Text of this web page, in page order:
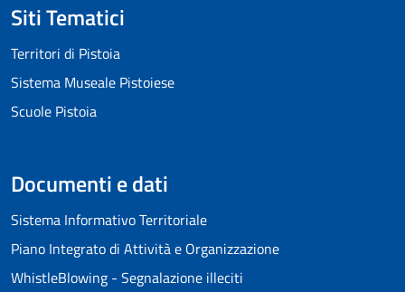
Siti Tematici
Territori di Pistoia
Sistema Museale Pistoiese
Scuole Pistoia
Documenti e dati
Sistema Informativo Territoriale
Piano Integrato di Attività e Organizzazione
WhistleBlowing - Segnalazione illeciti